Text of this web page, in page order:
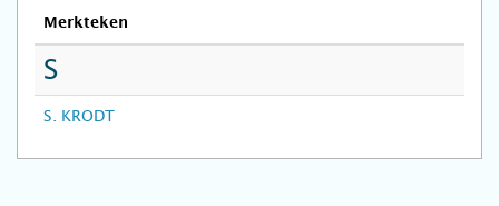
Merkteken
S
S. KRODT